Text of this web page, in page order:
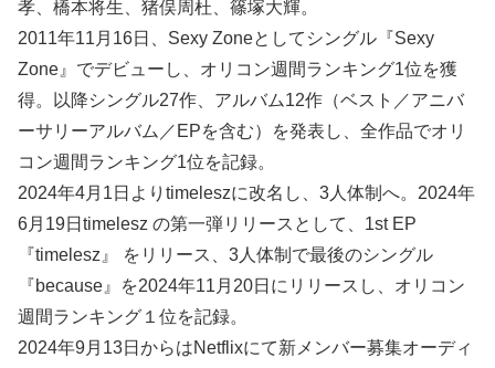
孝、橋本将生、猪俣周杜、篠塚大輝。
2011年11月16日、Sexy Zoneとしてシングル『Sexy
Zone』でデビューし、オリコン週間ランキング1位を獲
得。以降シングル27作、アルバム12作（ベスト／アニバ
ーサリーアルバム／EPを含む）を発表し、全作品でオリ
コン週間ランキング1位を記録。
2024年4月1日よりtimeleszに改名し、3人体制へ。2024年
6月19日timelesz の第一弾リリースとして、1st EP
『timelesz』 をリリース、3人体制で最後のシングル
『because』を2024年11月20日にリリースし、オリコン
週間ランキング１位を記録。
2024年9月13日からはNetflixにて新メンバー募集オーディ